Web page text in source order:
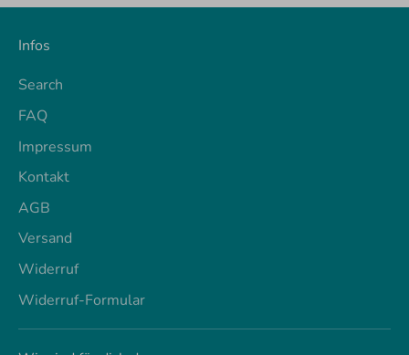
Infos
Search
FAQ
Impressum
Kontakt
AGB
Versand
Widerruf
Widerruf-Formular